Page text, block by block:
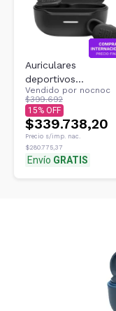
Auriculares
deportivos
inalámbricos JBL
Endurance Race
Waterproof Bla
Vendido por nocnoc
$399.692
15
$339.738,20
Precio s/imp. nac.
$280.775,37
Envío GRATIS